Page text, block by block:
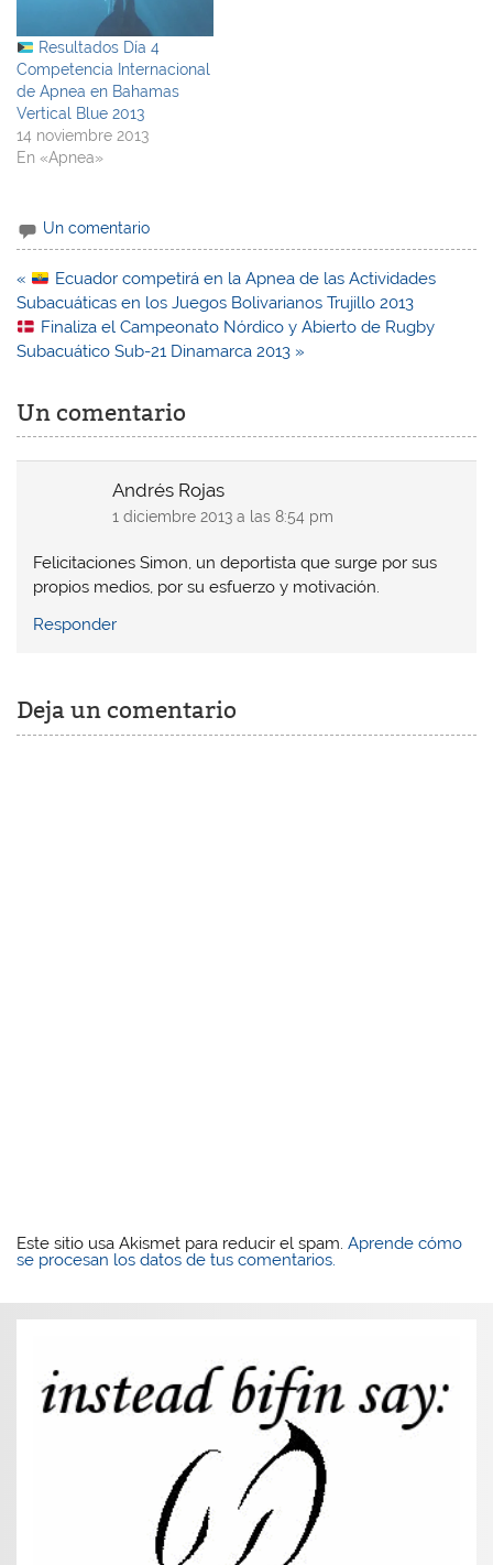
Resultados Día 4
Competencia Internacional
de Apnea en Bahamas
Vertical Blue 2013
14 noviembre 2013
En «Apnea»
Un comentario
Navegación
de
entradas
«
Ecuador competirá en la Apnea de las Actividades
Subacuáticas en los Juegos Bolivarianos Trujillo 2013
Finaliza el Campeonato Nórdico y Abierto de Rugby
Subacuático Sub-21 Dinamarca 2013 »
Un comentario
Andrés Rojas
1 diciembre 2013 a las 8:54 pm
Felicitaciones Simon, un deportista que surge por sus
propios medios, por su esfuerzo y motivación.
Responder
Deja un comentario
Este sitio usa Akismet para reducir el spam.Aprende cómo
se procesan los datos de tus comentarios.